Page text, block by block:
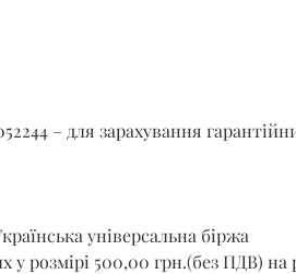
– для зарахування
універсальна біржа
у розмірі 500,00 грн.(без ПДВ) на